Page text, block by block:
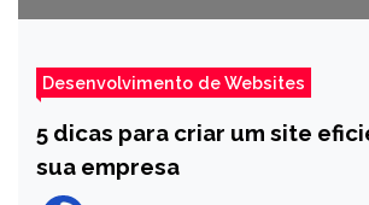
Desenvolvimento de Websites
5 dicas para criar um site
sua empresa